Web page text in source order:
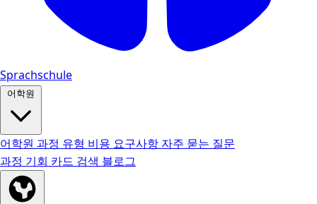
Sprachschule
어학원
어학원 과정 유형 비용 요구사항 자주 묻는 질문
과정 기회 카드 검색 블로그